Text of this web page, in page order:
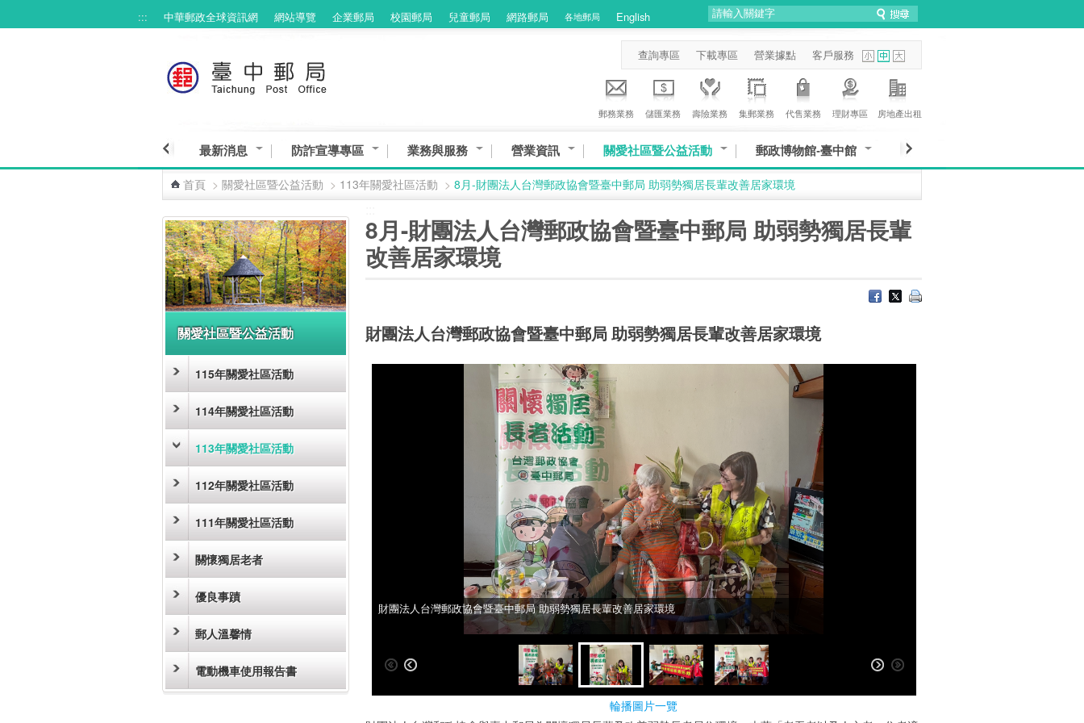
::: 中華郵政全球資訊網 網站導覽 企業郵局 校園郵局 兒童郵局 網路郵局 各地郵局 English
查詢專區 下載專區 營業據點 客戶服務
郵務業務 儲匯業務 壽險業務 集郵業務 代售業務 理財專區 房地產出租
最新消息 防詐宣導專區 業務與服務 營業資訊 關愛社區暨公益活動 郵政博物館-臺中館
首頁 > 關愛社區暨公益活動 > 113年關愛社區活動 > 8月-財團法人台灣郵政協會暨臺中郵局 助弱勢獨居長輩改善居家環境
關愛社區暨公益活動
115年關愛社區活動
114年關愛社區活動
113年關愛社區活動
112年關愛社區活動
111年關愛社區活動
關懷獨居老者
優良事蹟
郵人溫馨情
電動機車使用報告書
8月-財團法人台灣郵政協會暨臺中郵局 助弱勢獨居長輩
改善居家環境
財團法人台灣郵政協會暨臺中郵局 助弱勢獨居長輩改善居家環境
財團法人台灣郵政協會暨臺中郵局 助弱勢獨居長輩改善居家環境
財團法人台灣郵政協會暨臺中郵局 助弱勢獨居長輩改善居家環境
輪播圖片一覽